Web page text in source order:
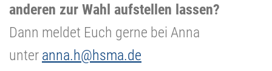
anderen zur Wahl aufstellen lassen?
Dann meldet Euch gerne bei Anna
unter anna.h@hsma.de